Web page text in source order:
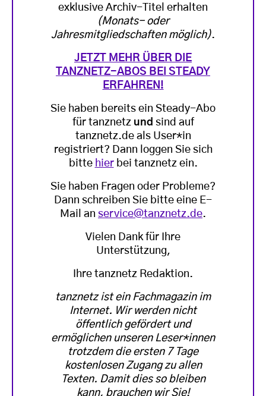
exklusive Archiv-Titel erhalten
(Monats- oder
Jahresmitgliedschaften möglich).
JETZT MEHR ÜBER DIE
TANZNETZ-ABOS BEI STEADY
ERFAHREN!
Sie haben bereits ein Steady-Abo
für tanznetz und sind auf
tanznetz.de als User*in
registriert? Dann loggen Sie sich
bitte hierbei tanznetz ein.
Sie haben Fragen oder Probleme?
Dann schreiben Sie bitte eine E-
Mail an service@tanznetz.de.
Vielen Dank für Ihre
Unterstützung,
Ihre tanznetz Redaktion.
tanznetz ist ein Fachmagazin im
Internet. Wir werden nicht
öffentlich gefördert und
ermöglichen unseren Leser*innen
trotzdem die ersten 7 Tage
kostenlosen Zugang zu allen
Texten. Damit dies so bleiben
kann, brauchen wir Sie!